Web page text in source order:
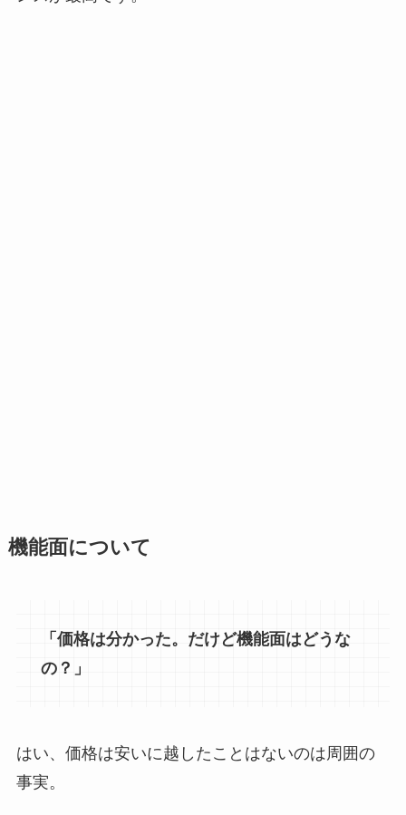
機能面について
「価格は分かった。だけど機能面はどうな
の？」
はい、価格は安いに越したことはないのは周囲の
事実。